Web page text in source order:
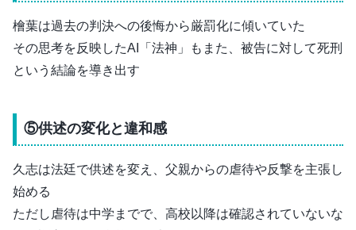
檜葉は過去の判決への後悔から厳罰化に傾いていた
その思考を反映したAI「法神」もまた、被告に対して死刑
という結論を導き出す
⑤供述の変化と違和感
久志は法廷で供述を変え、父親からの虐待や反撃を主張し
始める
ただし虐待は中学までで、高校以降は確認されていないな